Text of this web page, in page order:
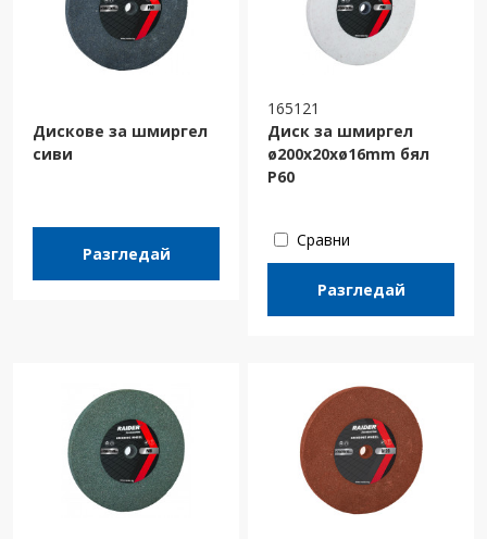
Дискове за шмиргел
сиви
Разгледай
165121
Диск за шмиргел
ø200x20xø16mm бял
Р60
Сравни
Разгледай